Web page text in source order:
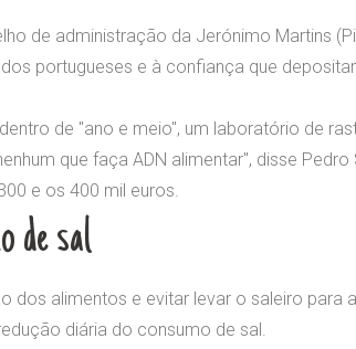
de administração da Jerónimo Martins
portugueses e à confiança que
de "ano e meio", um laboratório de
que faça ADN alimentar", disse
e os 400 mil euros.
de sal
dos alimentos e evitar levar o saleiro para
diária do consumo de sal.